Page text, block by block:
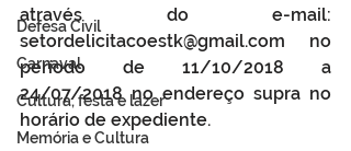
Defesa Civil
Carnaval
Cultura, festa e lazer
Memória e Cultura
através do e-mail:
setordelicitacoestk@gmail.com no
período de 11/10/2018 a
24/07/2018 no endereço supra no
horário de expediente.